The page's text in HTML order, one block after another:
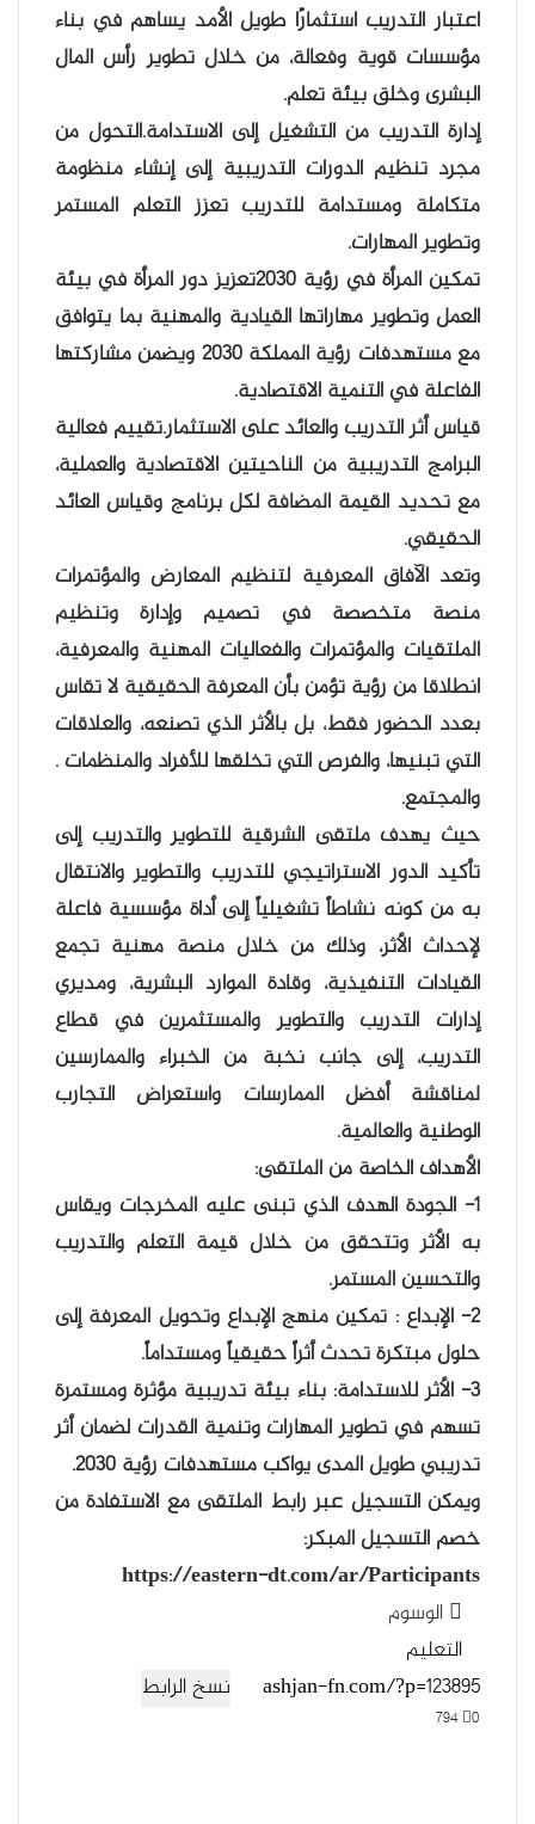
اعتبار التدريب استثمارًا طويل الأمد يساهم في بناء
مؤسسات قوية وفعالة، من خلال تطوير رأس المال
البشرى وخلق بيئة تعلم.
إدارة التدريب من التشغيل إلى الاستدامة.التحول من
مجرد تنظيم الدورات التدريبية إلى إنشاء منظومة
متكاملة ومستدامة للتدريب تعزز التعلم المستمر
وتطوير المهارات.
تمكين المرأة في رؤية 2030تعزيز دور المرأة في بيئة
العمل وتطوير مهاراتها القيادية والمهنية بما يتوافق
مع مستهدفات رؤية المملكة 2030 ويضمن مشاركتها
الفاعلة في التنمية الاقتصادية.
قياس أثر التدريب والعائد على الاستثمار.تقييم فعالية
البرامج التدريبية من الناحيتين الاقتصادية والعملية،
مع تحديد القيمة المضافة لكل برنامج وقياس العائد
الحقيقي.
وتعد الآفاق المعرفية لتنظيم المعارض والمؤتمرات
منصة متخصصة في تصميم وإدارة وتنظيم
الملتقيات والمؤتمرات والفعاليات المهنية والمعرفية،
انطلاقا من رؤية تؤمن بأن المعرفة الحقيقية لا تقاس
بعدد الحضور فقط، بل بالأثر الذي تصنعه، والعلاقات
التي تبنيها، والفرص التي تخلقها للأفراد والمنظمات .
والمجتمع.
حيث يهدف ملتقى الشرقية للتطوير والتدريب إلى
تأكيد الدور الاستراتيجي للتدريب والتطوير والانتقال
به من كونه نشاطاً تشغيلياً إلى أداة مؤسسية فاعلة
لإحداث الأثر، وذلك من خلال منصة مهنية تجمع
القيادات التنفيذية، وقادة الموارد البشرية، ومديري
إدارات التدريب والتطوير والمستثمرين في قطاع
التدريب، إلى جانب نخبة من الخبراء والممارسين
لمناقشة أفضل الممارسات واستعراض التجارب
الوطنية والعالمية.
الأهداف الخاصة من الملتقى:
1- الجودة الهدف الذي تبنى عليه المخرجات ويقاس
به الأثر وتتحقق من خلال قيمة التعلم والتدريب
والتحسين المستمر.
٢- الإبداع : تمكين منهج الإبداع وتحويل المعرفة إلى
حلول مبتكرة تحدث أثراً حقيقياً ومستداماً.
3- الأثر للاستدامة: بناء بيئة تدريبية مؤثرة ومستمرة
تسهم في تطوير المهارات وتنمية القدرات لضمان أثر
تدريبي طويل المدى يواكب مستهدفات رؤية ٢٠٣٠.
ويمكن التسجيل عبر رابط الملتقى مع الاستفادة من
خصم التسجيل المبكر:
https://eastern-dt.com/ar/Participants
الوسوم
التعليم
نسخ الرابط
0